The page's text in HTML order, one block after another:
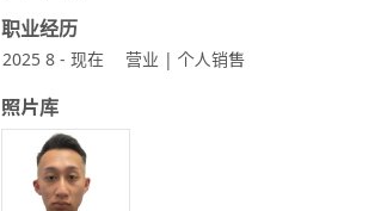
职业经历
2025 8 - 现在 营业 | 个人销售
照片库